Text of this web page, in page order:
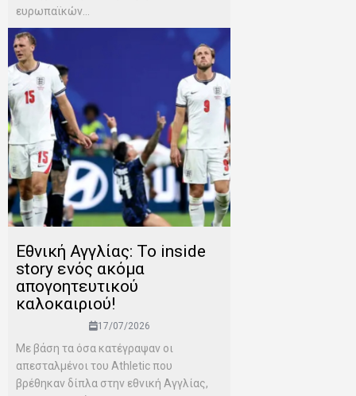
ευρωπαϊκών...
Εθνική Αγγλίας: Το inside
story ενός ακόμα
απογοητευτικού
καλοκαιριού!
17/07/2026
Mε βάση τα όσα κατέγραψαν οι
απεσταλμένοι του Αthletic που
βρέθηκαν δίπλα στην εθνική Αγγλίας,